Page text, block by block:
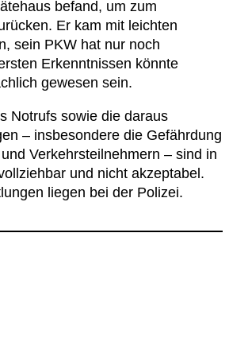
befand, um zum
Er kam mit leichten
sein PKW hat nur noch
Erkenntnissen könnte
gewesen sein.
Notrufs sowie die daraus
– insbesondere die Gefährdung
Verkehrsteilnehmern – sind in
und nicht akzeptabel.
liegen bei der Polizei.